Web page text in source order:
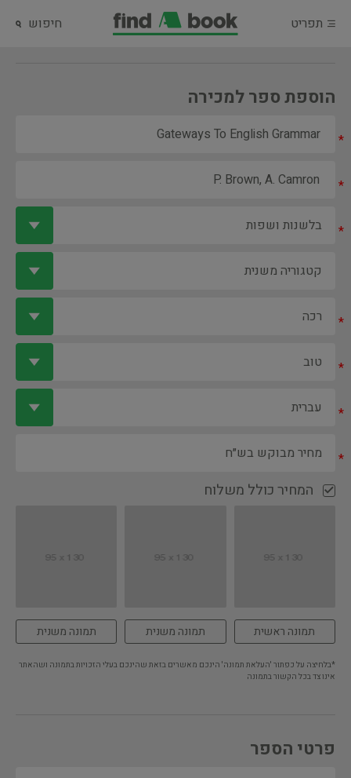
תפריט חיפוש
הוספת ספר למכירה
*
*
*
*
*
*
*
המחיר כולל משלוח
תמונה ראשית תמונה משנית תמונה משנית
*בלחיצה על כפתור 'העלאת תמונה' הינכם מאשרים בזאת שהינכם בעלי הזכויות בתמונה ושהאתר
אינו צד בכל הקשור בתמונה
פרטי הספר